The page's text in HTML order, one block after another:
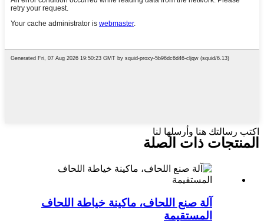
اكتب رسالتك هنا وأرسلها لنا
المنتجات ذات الصلة
آلة صنع اللحاف، ماكينة خياطة اللحاف
المستقيمة